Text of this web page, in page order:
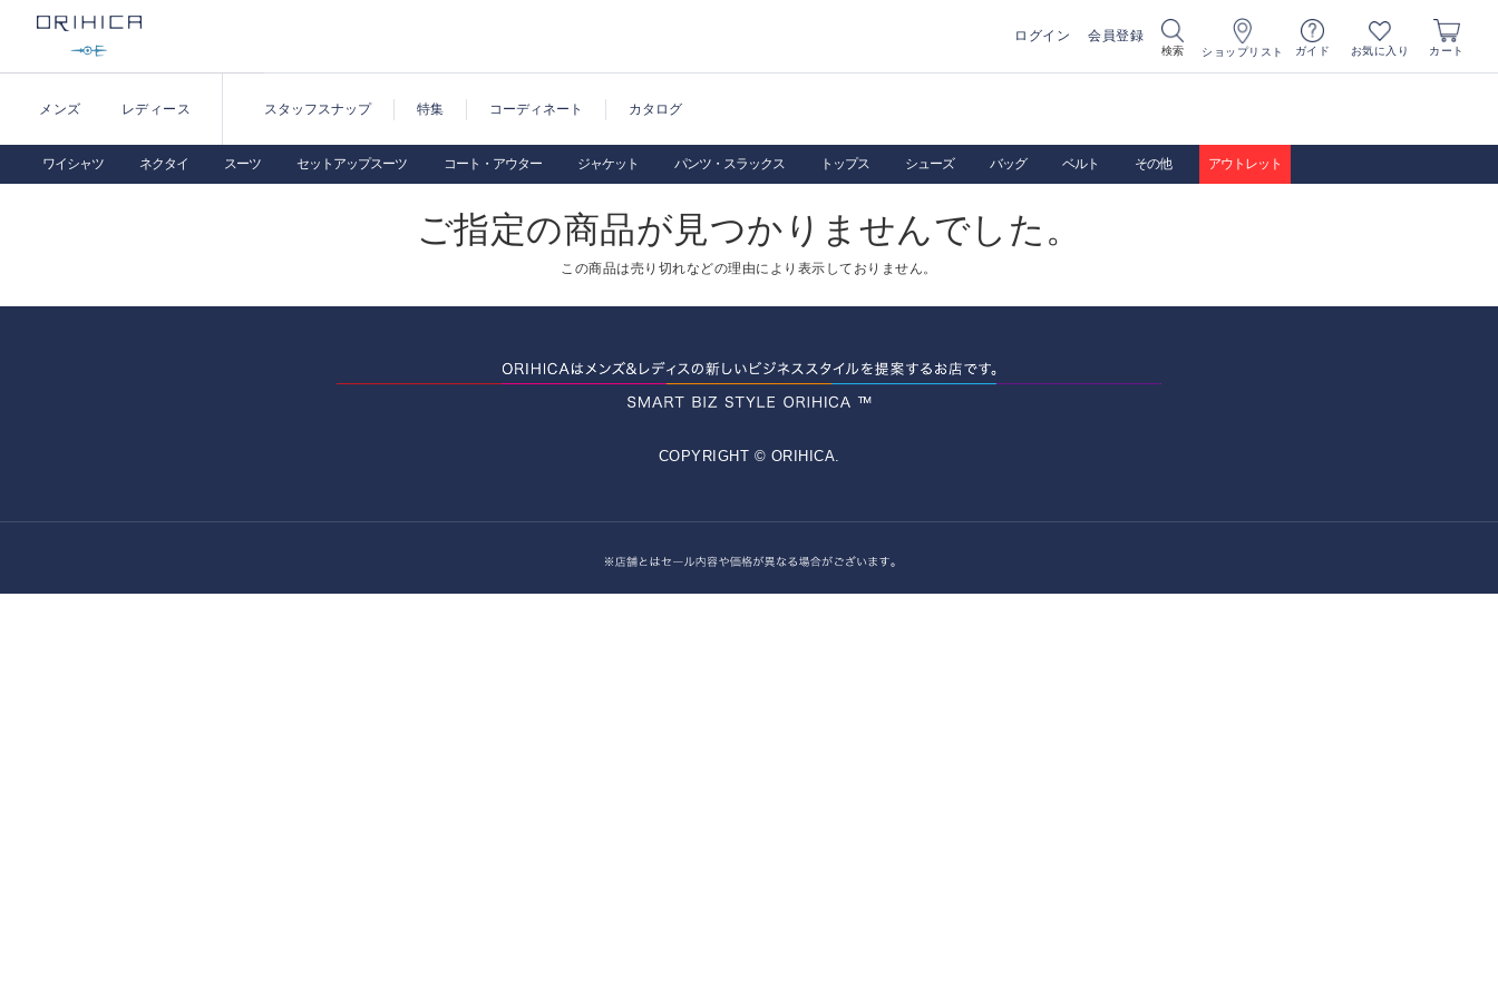
ログイン 会員登録
検索 ショップリスト ガイド お気に入り カート
メンズ レディース スタッフスナップ 特集 コーディネート カタログ
ワイシャツ ネクタイ スーツ セットアップスーツ コート・アウター ジャケット パンツ・スラックス トップス シューズ バッグ ベルト その他 アウトレット
ご指定の商品が見つかりませんでした。
この商品は売り切れなどの理由により表示しておりません。
COPYRIGHT © ORIHICA.